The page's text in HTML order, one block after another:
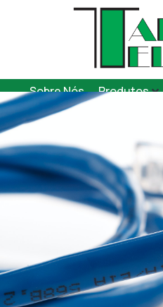
Sobre Nós Produtos